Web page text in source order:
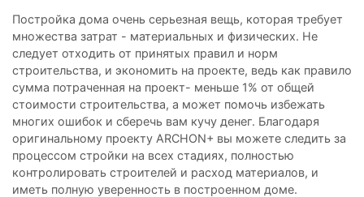
Постройка дома очень серьезная вещь, которая требует
множества затрат - материальных и физических. Не
следует отходить от принятых правил и норм
строительства, и экономить на проекте, ведь как правило
сумма потраченная на проект- меньше 1% от общей
стоимости строительства, а может помочь избежать
многих ошибок и сберечь вам кучу денег. Благодаря
оригинальному проекту АRCHON+ вы можете следить за
процессом стройки на всех стадиях, полностью
контролировать строителей и расход материалов, и
иметь полную уверенность в построенном доме.